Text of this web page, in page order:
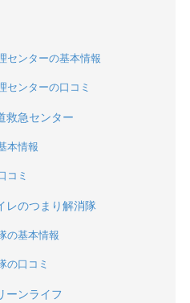
センターの基本情報
センターの口コミ
急センター
本情報
コミ
のつまり解消隊
の基本情報
の口コミ
ンライフ